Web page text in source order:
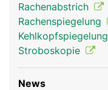
Rachenabstrich
Rachenspiegelung
Kehlkopfspiegelung
Stroboskopie
News